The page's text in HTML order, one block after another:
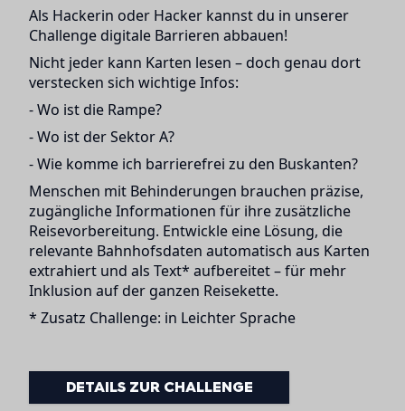
Als Hackerin oder Hacker kannst du in unserer
Challenge digitale Barrieren abbauen!
Nicht jeder kann Karten lesen – doch genau dort
verstecken sich wichtige Infos:
- Wo ist die Rampe?
- Wo ist der Sektor A?
- Wie komme ich barrierefrei zu den Buskanten?
Menschen mit Behinderungen brauchen präzise,
zugängliche Informationen für ihre zusätzliche
Reisevorbereitung. Entwickle eine Lösung, die
relevante Bahnhofsdaten automatisch aus Karten
extrahiert und als Text* aufbereitet – für mehr
Inklusion auf der ganzen Reisekette.
* Zusatz Challenge: in Leichter Sprache
DETAILS ZUR CHALLENGE